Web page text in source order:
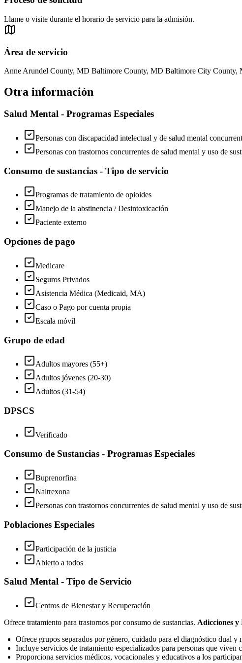
Llame o visite durante el horario de servicio para la admisión.
Área de servicio
Anne Arundel County, MD Baltimore County, MD Baltimore City County,
Otra información
Salud Mental - Programas Especiales
Personas con discapacidad intelectual y de salud mental
Personas con trastornos concurrentes de salud mental y uso de
Consumo de sustancias - Tipo de servicio
Programas de tratamiento de opioides
Manejo de la abstinencia / Desintoxicación
Paciente externo
Opciones de pago
Medicare
Seguros Privados
Asistencia Médica (Medicaid, MA)
Caso o Pago por cuenta propia
Escala móvil
Grupo de edad
Adultos mayores (55+)
Adultos jóvenes (20-30)
Adultos (31-54)
DPSCS
Verificado
Consumo de Sustancias - Programas Especiales
Buprenorfina
Naltrexona
Personas con trastornos concurrentes de salud mental y uso de
Poblaciones Especiales
Participación de la justicia
Abierto a todos
Salud Mental - Tipo de Servicio
Centros de Bienestar y Recuperación
Ofrece tratamiento para trastornos por consumo de sustancias. Adicciones y
Ofrece grupos separados por género, cuidado para el diagnóstico dual y
Incluye servicios de tratamiento especializados para personas que viven
Proporciona servicios médicos, vocacionales y educativos a los